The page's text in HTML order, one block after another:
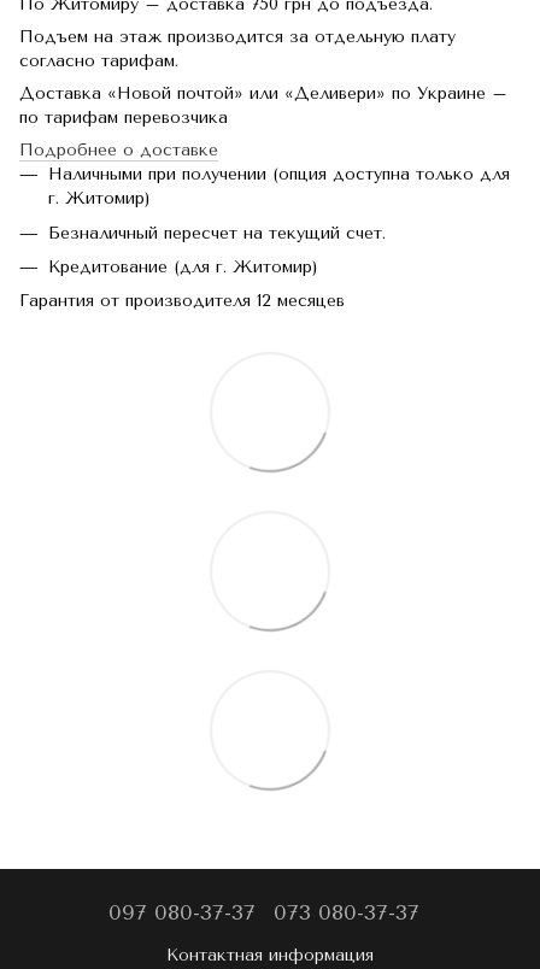
По Житомиру – доставка 750 грн до подъезда.
Подъем на этаж производится за отдельную плату
согласно тарифам.
Доставка «Новой почтой» или «Деливери» по Украине –
по тарифам перевозчика
Подробнее о доставке
Наличными при получении (опция доступна только для
г. Житомир)
Безналичный пересчет на текущий счет.
Кредитование (для г. Житомир)
Гарантия от производителя 12 месяцев
097 080-37-37 073 080-37-37
Контактная информация